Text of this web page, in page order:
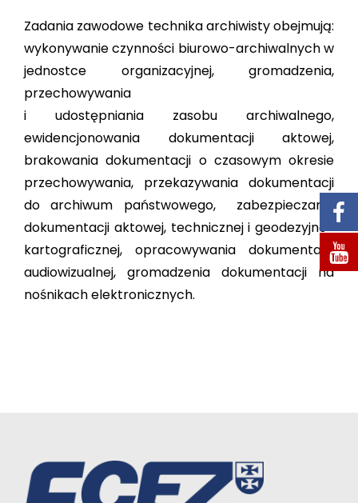
STACJA KONTROLI POJAZDÓW
KONTAKT
SZUKAJ
Zadania zawodowe technika archiwisty obejmują:
wykonywanie czynności biurowo-archiwalnych w
jednostce organizacyjnej, gromadzenia,
przechowywania
i udostępniania zasobu archiwalnego,
ewidencjonowania dokumentacji aktowej,
brakowania dokumentacji o czasowym okresie
przechowywania, przekazywania dokumentacji
do archiwum państwowego, zabezpieczania
dokumentacji aktowej, technicznej i geodezyjno-
kartograficznej, opracowywania dokumentacji
audiowizualnej, gromadzenia dokumentacji na
nośnikach elektronicznych.